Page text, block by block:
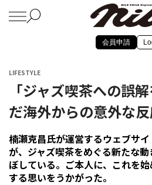
会員申請
LIFESTYLE
「ジャズ喫茶への誤
だ海外からの意外な
楠瀬克昌氏が運営するウェブサイ
が、ジャズ喫茶をめぐる新たな
ぼしている。ご本人に、これを
する思いをうかがった。